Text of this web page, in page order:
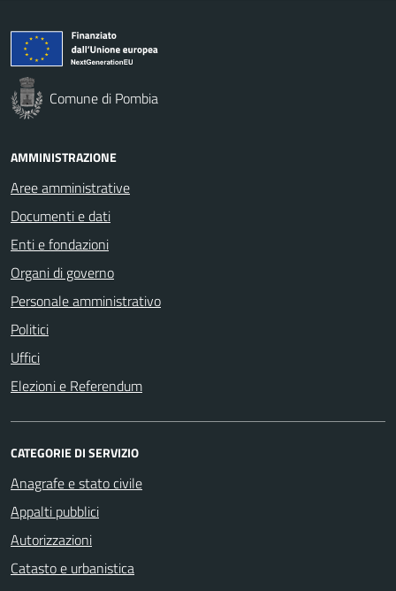
Comune di Pombia
AMMINISTRAZIONE
Aree amministrative
Documenti e dati
Enti e fondazioni
Organi di governo
Personale amministrativo
Politici
Uffici
Elezioni e Referendum
CATEGORIE DI SERVIZIO
Anagrafe e stato civile
Appalti pubblici
Autorizzazioni
Catasto e urbanistica